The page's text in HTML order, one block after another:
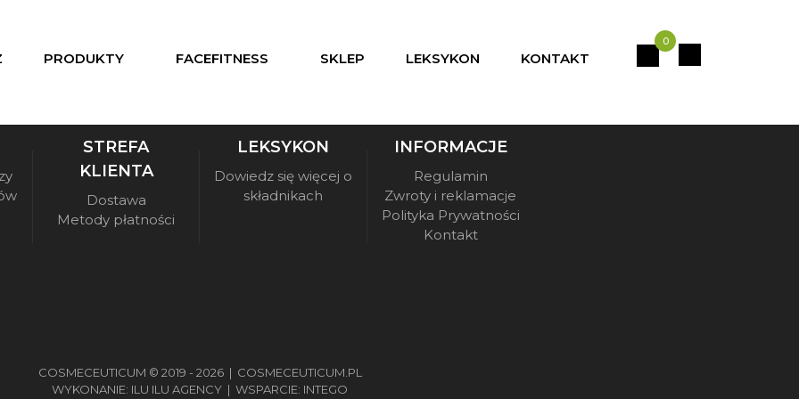
PRODUKTY FACEFITNESS SKLEP LEKSYKON KONTAKT
0
STREFA
KLIENTA
Dostawa
Metody płatności
LEKSYKON
Dowiedz się więcej o
składnikach
INFORMACJE
Regulamin
Zwroty i reklamacje
Polityka Prywatności
Kontakt
COSMECEUTICUM © 2019 - 2026 | COSMECEUTICUM.PL
WYKONANIE: ILU ILU AGENCY | WSPARCIE: INTEGO